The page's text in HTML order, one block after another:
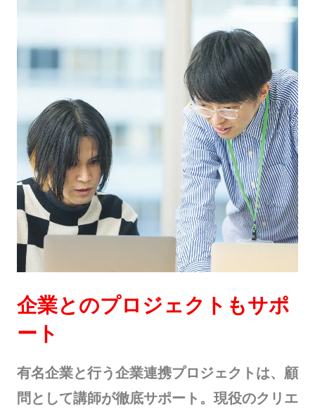
企業とのプロジェクトもサポ
ート
有名企業と行う企業連携プロジェクトは、顧
問として講師が徹底サポート。現役のクリエ